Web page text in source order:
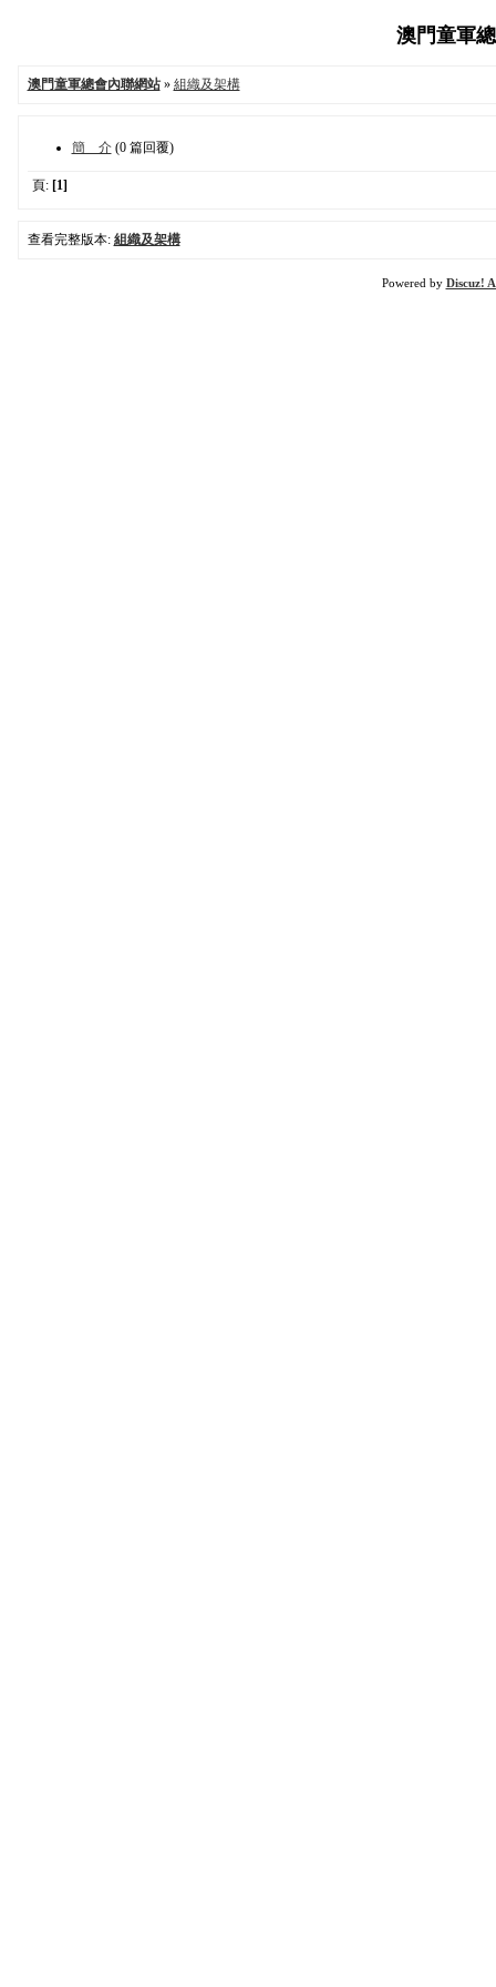
澳門童軍
澳門童軍總會內聯網站» 組織及架構
簡 介(0 篇回覆)
頁: [1]
查看完整版本: 組織及架構
Powered by Discuz!